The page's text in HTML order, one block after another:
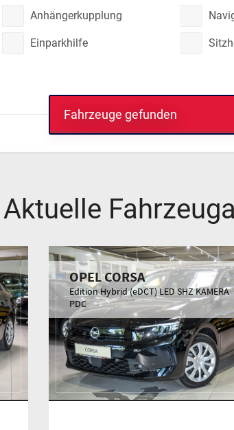
Anhängerkupplung
Einparkhilfe
Fahrzeuge gefunden
Aktuelle
OPEL CORSA
Edition Hybrid (eDCT) LED SHZ KAMERA
PDC